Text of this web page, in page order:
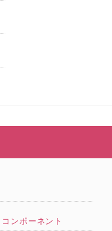
ンポーネント